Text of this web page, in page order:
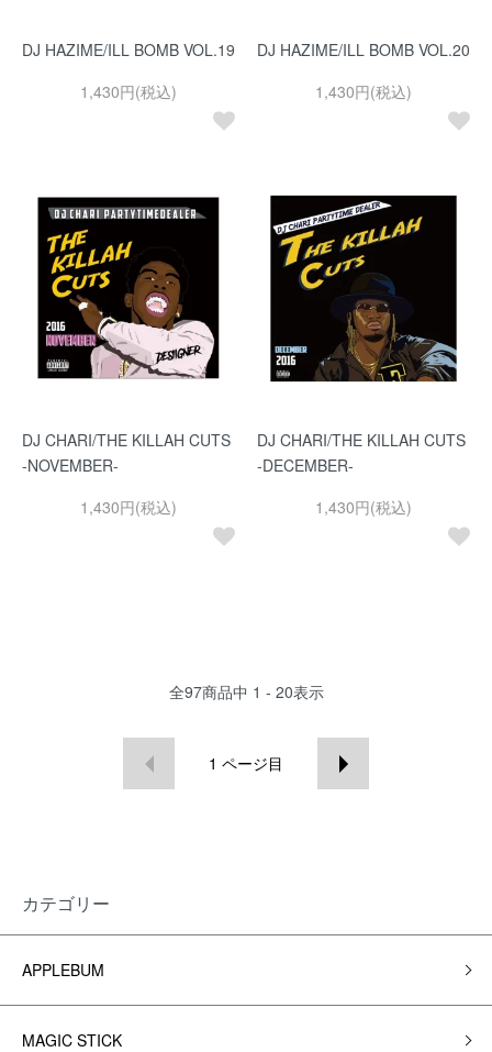
DJ HAZIME/ILL BOMB VOL.19
1,430円(税込)
DJ HAZIME/ILL BOMB VOL.20
1,430円(税込)
DJ CHARI/THE KILLAH CUTS
-NOVEMBER-
1,430円(税込)
DJ CHARI/THE KILLAH CUTS
-DECEMBER-
1,430円(税込)
全97商品中 1 - 20表示
1 ページ目
カテゴリー
APPLEBUM
MAGIC STICK